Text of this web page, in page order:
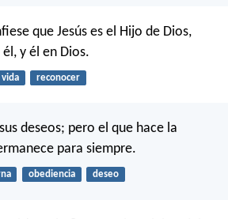
que Jesús es el Hijo de Dios,
y él en Dios.
vida reconocer
deseos; pero el que hace la
para siempre.
obediencia deseo